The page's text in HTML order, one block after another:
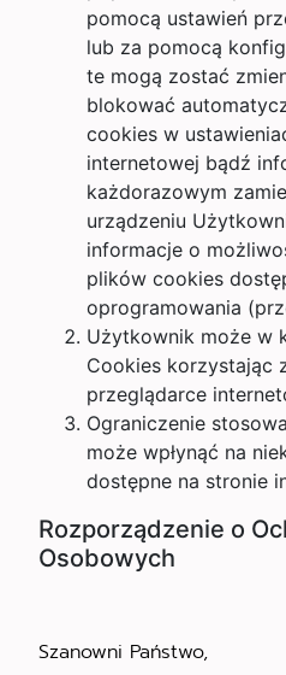
pomocą ustawień
lub za pomocą
te mogą zostać
blokować
cookies w
internetowej bądź
każdorazowym
urządzeniu
informacje o
plików cookies
oprogramowania
Użytkownik może w
Cookies korzystając
przeglądarce
Ograniczenie
może wpłynąć na
dostępne na stronie
Rozporządzenie o
Osobowych
Szanowni Państwo,